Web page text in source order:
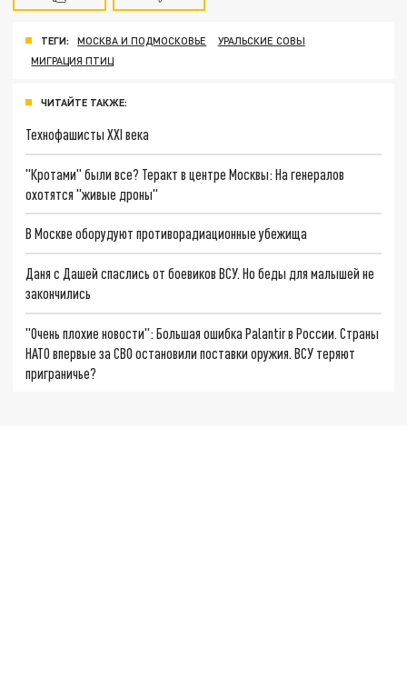
ТЕГИ: МОСКВА И ПОДМОСКОВЬЕ
УРАЛЬСКИЕ СОВЫ
МИГРАЦИЯ ПТИЦ
ЧИТАЙТЕ ТАКЖЕ:
Технофашисты XXI века
"Кротами" были все? Теракт в центре Москвы: На генералов
охотятся "живые дроны"
В Москве оборудуют противорадиационные убежища
Даня с Дашей спаслись от боевиков ВСУ. Но беды для малышей не
закончились
"Очень плохие новости": Большая ошибка Palantir в России. Страны
НАТО впервые за СВО остановили поставки оружия. ВСУ теряют
приграничье?